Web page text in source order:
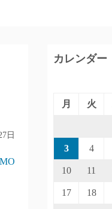
日
カレンダー
月
火
3 4
10 11
17 18